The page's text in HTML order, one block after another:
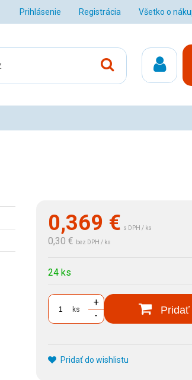
Prihlásenie Registrácia Všetko o
0,369 € s DPH / ks
0,30 € bez DPH / ks
24 ks
ks
+
-
Pridať
Pridať do wishlistu